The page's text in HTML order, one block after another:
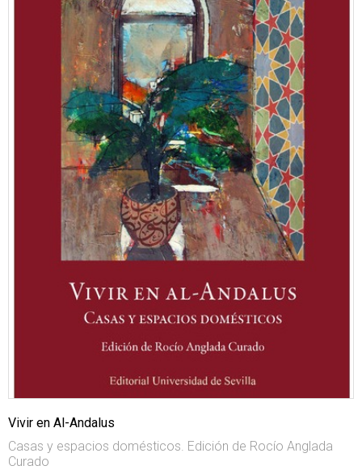
Vivir en Al-Andalus
Casas y espacios domésticos. Edición de Rocío Anglada
Curado